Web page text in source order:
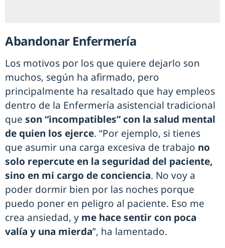
Abandonar Enfermería
Los motivos por los que quiere dejarlo son
muchos, según ha afirmado, pero
principalmente ha resaltado que hay empleos
dentro de la Enfermería asistencial tradicional
que son “incompatibles” con la salud mental
de quien los ejerce. “Por ejemplo, si tienes
que asumir una carga excesiva de trabajo no
solo repercute en la seguridad del paciente,
sino en mi cargo de conciencia. No voy a
poder dormir bien por las noches porque
puedo poner en peligro al paciente. Eso me
crea ansiedad, y me hace sentir con poca
valía y una mierda”, ha lamentado.